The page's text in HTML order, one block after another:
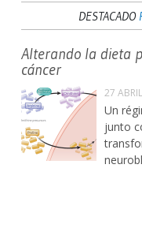
DESTACADO
Alterando la dieta
cáncer
27
Un
junto